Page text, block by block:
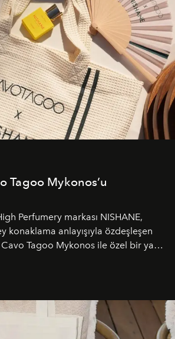
Tagoo Mykonos’u
Perfumery markası NISHANE,
konaklama anlayışıyla özdeşleşen
Tagoo Mykonos ile özel bir yaz
Cavo Tagoo’daki varlığını
özel bir deneyime dönüştürüyor.